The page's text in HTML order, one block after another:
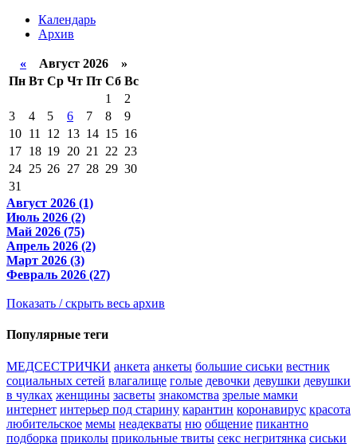
Календарь
Архив
« Август 2026 »
Пн Вт Ср Чт Пт Сб Вс
1
2
3
4 5 6 7 8
9
10 11 12 13 14 15 16
17 18 19 20 21 22 23
24 25 26 27 28 29 30
31
Август 2026 (1)
Июль 2026 (2)
Май 2026 (75)
Апрель 2026 (2)
Март 2026 (3)
Февраль 2026 (27)
Показать / скрыть весь архив
Популярные теги
МЕДСЕСТРИЧКИ анкета анкеты большие сиськи вестник
социальных сетей влагалище голые девочки девушки девушки
в чулках женщины засветы знакомства зрелые мамки
интернет интерьер под старину карантин коронавирус красота
любительское мемы неадекваты ню общение пикантно
подборка приколы прикольные твиты секс негритянка сиськи